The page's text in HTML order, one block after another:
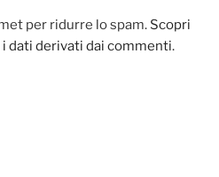
per ridurre lo spam. Scopri
dati derivati dai commenti.